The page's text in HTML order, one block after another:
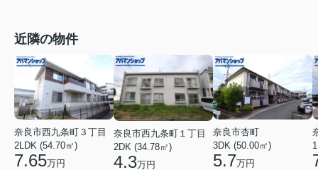
近隣の物件
奈良市西九条町３丁目
2LDK (54.70㎡)
7.65万円
奈良市西九条町１丁目
2DK (34.78㎡)
4.3万円
奈良市杏町
3DK (50.00㎡)
5.7万円